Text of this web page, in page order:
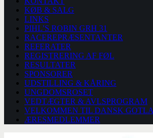
KØB & SALG
LINKS
PIHL’S ROBIN GRH 31
RACEREPRÆSENTANTER
REFERATER
REGISTRERING AF FØL
RESULTATER
SPONSORER
UDSTILLING & KÅRING
UNGDOMSROSET
VEDTÆGTER & AVLSPROGRAM
VELKOMMEN TIL DANSK
ÆRESMEDLEMMER